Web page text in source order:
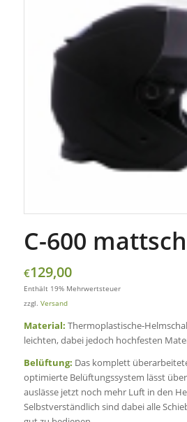
C-600
€129,00
Enthält 19% Mehrwertsteuer
zzgl. Versand
Material: Thermoplastische-
leichten, dabei jedoch hochfesten
Belüftung: Das komplett
optimierte Belüftungssystem lässt
auslässe jetzt noch mehr Luft in den
Selbstverständlich sind dabei alle